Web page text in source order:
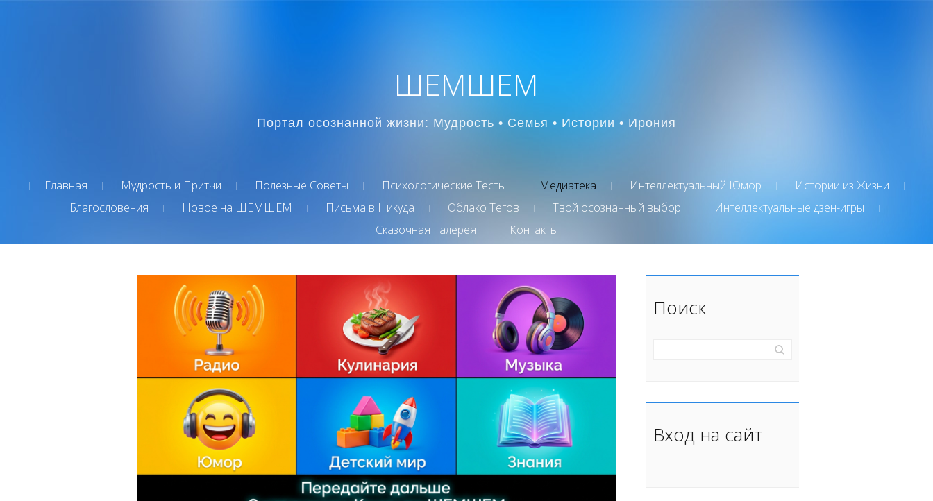
ШЕМШЕМ
Портал осознанной жизни: Мудрость • Семья • Истории • Ирония
Главная Мудрость и Притчи Полезные Советы Психологические Тесты Медиатека Интеллектуальный Юмор
Истории из Жизни
Благословения
Новое на ШЕМШЕМ Письма в Никуда Облако Тегов Твой осознанный выбор
Интеллектуальные дзен-игры
Сказочная Галерея
Контакты
Поиск
Вход на сайт